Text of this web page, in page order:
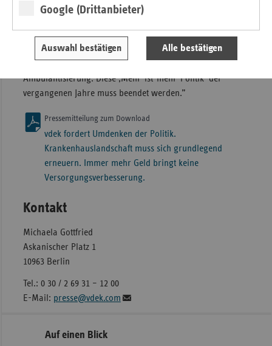
Google (Drittanbieter)
Auswahl bestätigen Alle bestätigen
überdurchschnittlich viel Pflegepersonal pro Einwohner”,
belastet durch hohe Krankenhausfallzahlen und zu viele
Standorte. Die vielen Fälle resultieren vor allem aus
Ambulantisierung. Diese ‚Mehr-ist-mehr-Politik‘ der
vergangenen Jahre muss beendet werden.”
Pressemitteilung zum Download
vdek fordert Umdenken der Politik.
Krankenhauslandschaft muss sich grundlegend
erneuern. Immer mehr Geld bringt keine
Versorgungsverbesserung.
Kontakt
Michaela Gottfried
Askanischer Platz 1
10963 Berlin
Tel.: 0 30 / 2 69 31 – 12 00
E-Mail: presse@vdek.com
Seitennavigation
SeitenleisteAuf einen Blick